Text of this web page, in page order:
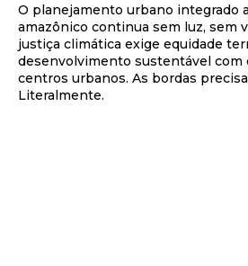
O planejamento urbano integrado
amazônico continua sem luz, sem
justiça climática exige equidade
desenvolvimento sustentável com
centros urbanos. As bordas
Literalmente.